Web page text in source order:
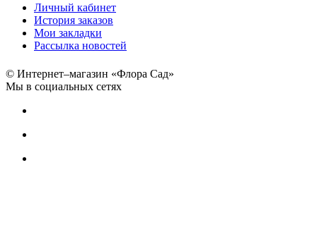
Личный кабинет
История заказов
Мои закладки
Рассылка новостей
© Интернет–магазин «Флора Сад»
Мы в социальных сетях